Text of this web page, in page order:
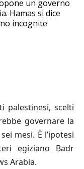
un governo
Hamas si dice
incognite
palestinesi, scelti
governare la
mesi. È l’ipotesi
egiziano Badr
Arabia.